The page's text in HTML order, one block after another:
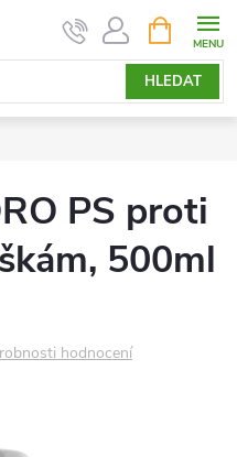
HLEDAT
NÁKUPNÍ
KOŠÍK
PS proti
500ml
hodnocení